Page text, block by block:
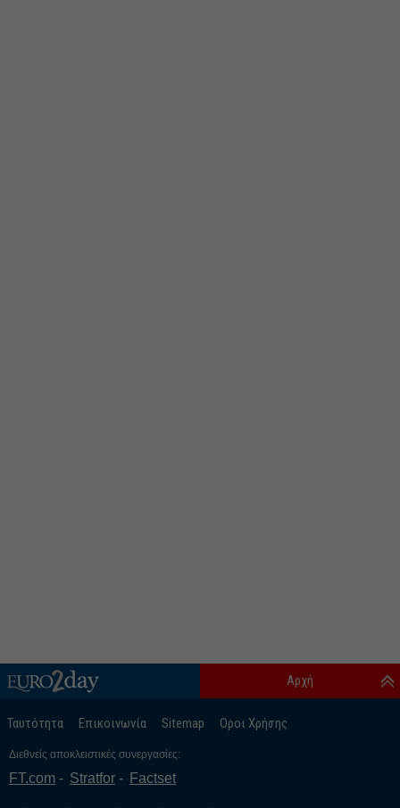
Ταυτότητα Επικοινωνία Sitemap Οροι Χρήσης
Αρχή
Διεθνείς αποκλειστικές συνεργασίες:
FT.com Stratfor Factset